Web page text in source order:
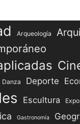
Arqueología
Danza Deporte
Escultura
Gastronomía